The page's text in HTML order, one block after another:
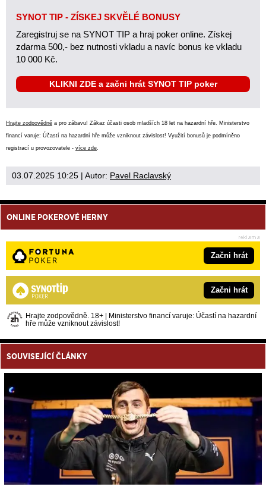
SYNOT TIP - ZÍSKEJ SKVĚLÉ BONUSY
Zaregistruj se na SYNOT TIP a hraj poker online. Získej
zdarma 500,- bez nutnosti vkladu a navíc bonus ke vkladu
10 000 Kč.
KLIKNI ZDE a začni hrát SYNOT TIP poker
Hrajte zodpovědně a pro zábavu! Zákaz účasti osob mladších 18 let na hazardní hře. Ministerstvo
financí varuje: Účastí na hazardní hře může vzniknout závislost! Využití bonusů je podmíněno
registrací u provozovatele - více zde.
03.07.2025 10:25 | Autor: Pavel Raclavský
ONLINE POKEROVÉ HERNY
Začni hrát
Začni hrát
Hrajte zodpovědně. 18+ | Ministerstvo financí varuje: Účastí na hazardní
hře může vzniknout závislost!
SOUVISEJÍCÍ ČLÁNKY